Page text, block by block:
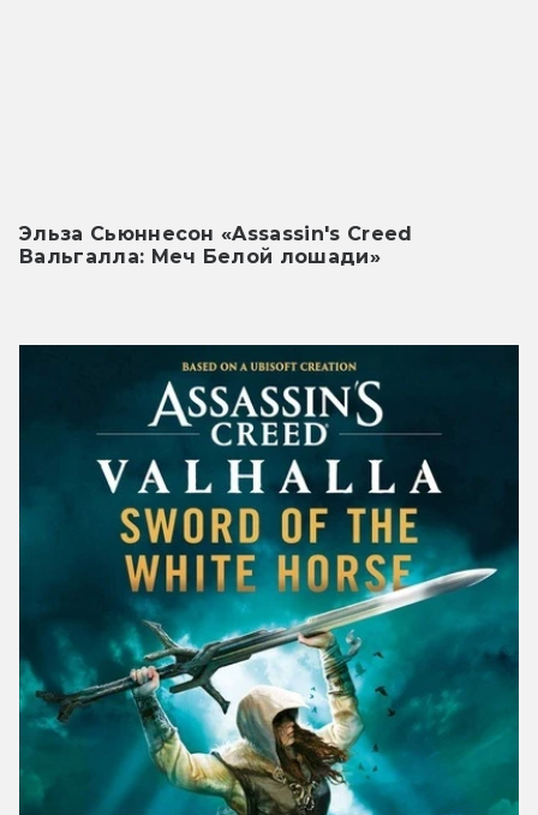
Эльза Сьюннесон «Assassin's Creed
Вальгалла: Меч Белой лошади»